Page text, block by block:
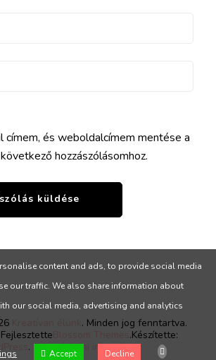
címem, és weboldalcímem mentése a
hozzászólásomhoz.
. Minden jog fenntartva.
.Készítette:
. Adatvédelmi irányelvek
content and ads, to provide social media
our traffic. We also share information about
our social media, advertising and analytics
Accept Decline